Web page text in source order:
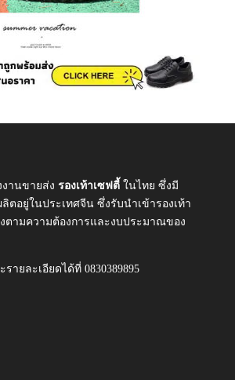
งานขายส่ง รองเท้าเซฟตี้ ในไทย ซึ่งมี
ตอยู่ในประเทศจีน ซึ่งรับนำเข้ารองเท้า
ตามความต้องการและงบประมาณของ
ายละเอียดได้ที่ 0830389895